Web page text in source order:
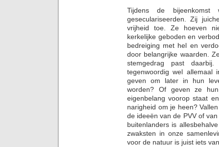
Tijdens de
geseculariseerden. Zij
vrijheid toe. Ze hoeven
kerkelijke geboden en
bedreiging met hel en
door belangrijke waarden.
stemgedrag past
tegenwoordig wel allemaal
geven om later in hun
worden? Of geven ze
eigenbelang voorop staat
narigheid om je heen?
de ideeën van de PVV of
buitenlanders is
zwaksten in onze
voor de natuur is juist iets